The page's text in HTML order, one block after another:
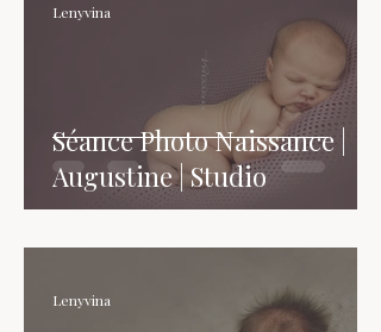
Séance Photo Naissance |
Augustine | Studio
Lenyvina
Lenyvina